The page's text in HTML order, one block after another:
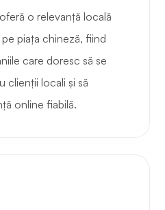
o relevanță locală
piața chineză, fiind
care doresc să se
clienții locali și să
online fiabilă.